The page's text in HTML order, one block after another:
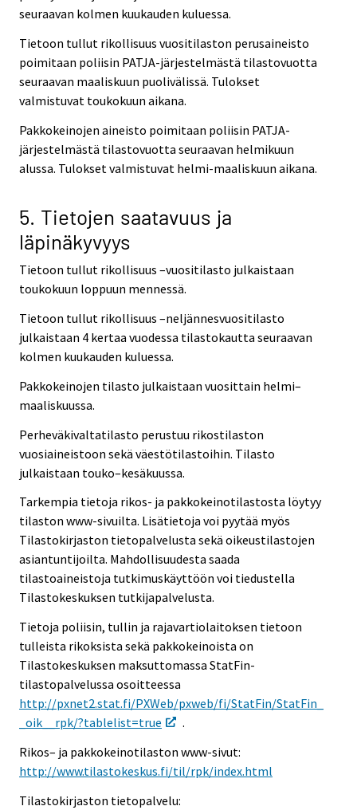
seuraavan kolmen kuukauden kuluessa.
Tietoon tullut rikollisuus vuositilaston perusaineisto
poimitaan poliisin PATJA-järjestelmästä tilastovuotta
seuraavan maaliskuun puolivälissä. Tulokset
valmistuvat toukokuun aikana.
Pakkokeinojen aineisto poimitaan poliisin PATJA-
järjestelmästä tilastovuotta seuraavan helmikuun
alussa. Tulokset valmistuvat helmi-maaliskuun aikana.
5. Tietojen saatavuus ja
läpinäkyvyys
Tietoon tullut rikollisuus –vuositilasto julkaistaan
toukokuun loppuun mennessä.
Tietoon tullut rikollisuus –neljännesvuositilasto
julkaistaan 4 kertaa vuodessa tilastokautta seuraavan
kolmen kuukauden kuluessa.
Pakkokeinojen tilasto julkaistaan vuosittain helmi–
maaliskuussa.
Perheväkivaltatilasto perustuu rikostilaston
vuosiaineistoon sekä väestötilastoihin. Tilasto
julkaistaan touko–kesäkuussa.
Tarkempia tietoja rikos- ja pakkokeinotilastosta löytyy
tilaston www-sivuilta. Lisätietoja voi pyytää myös
Tilastokirjaston tietopalvelusta sekä oikeustilastojen
asiantuntijoilta. Mahdollisuudesta saada
tilastoaineistoja tutkimuskäyttöön voi tiedustella
Tilastokeskuksen tutkijapalvelusta.
Tietoja poliisin, tullin ja rajavartiolaitoksen tietoon
tulleista rikoksista sekä pakkokeinoista on
Tilastokeskuksen maksuttomassa StatFin-
tilastopalvelussa osoitteessa
http://pxnet2.stat.fi/PXWeb/pxweb/fi/StatFin/StatFin_
_oik__rpk/?tablelist=true
.
Rikos– ja pakkokeinotilaston www-sivut:
http://www.tilastokeskus.fi/til/rpk/index.html
Tilastokirjaston tietopalvelu: